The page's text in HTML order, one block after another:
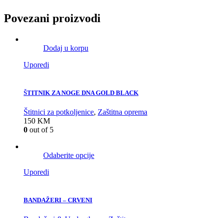
Povezani proizvodi
Dodaj u korpu
Uporedi
ŠTITNIK ZA NOGE DNA GOLD BLACK
Štitnici za potkoljenice, Zaštitna oprema
150 KM
0 out of 5
Odaberite opcije
Uporedi
BANDAŽERI – CRVENI